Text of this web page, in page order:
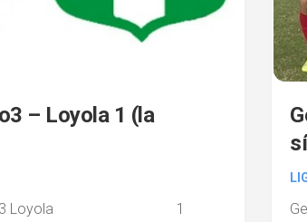
– Loyola 1 (la
3 Loyola 1